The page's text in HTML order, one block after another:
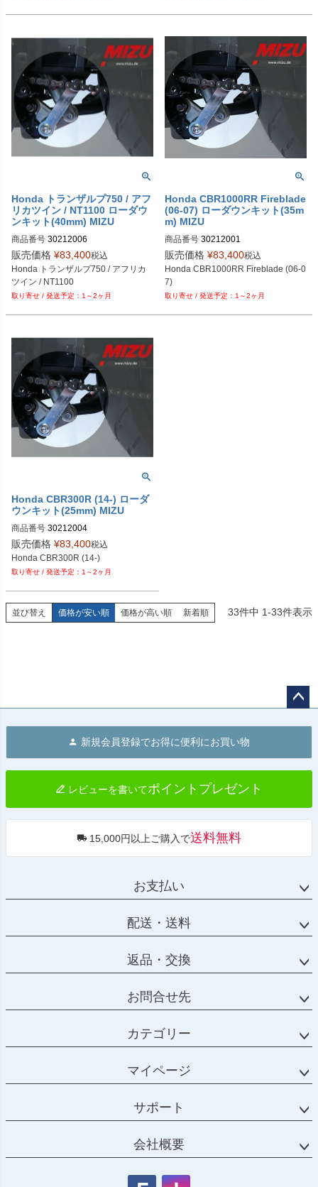
Honda トランザルプ750 / アフ
リカツイン / NT1100 ローダウ
ンキット(40mm) MIZU
商品番号 30212006
販売価格 ¥83,400税込
Honda トランザルプ750 / アフリカ
ツイン / NT1100
1～2ヶ月
Honda CBR1000RR Fireblade
(06-07) ローダウンキット(35m
m) MIZU
商品番号 30212001
販売価格 ¥83,400税込
Honda CBR1000RR Fireblade (06-0
7)
1～2ヶ月
Honda CBR300R (14-) ローダ
ウンキット(25mm) MIZU
商品番号 30212004
販売価格 ¥83,400税込
Honda CBR300R (14-)
1～2ヶ月
並び替え 価格が安い順 価格が高い順 新着順 33件中 1-33件表示
へ
新規会員登録でお得に便利にお買い物
レビューを書いてポイントプレゼント
15,000円以上ご購入で送料無料
お支払い
配送・送料
返品・交換
お問合せ先
カテゴリー
マイページ
サポート
会社概要